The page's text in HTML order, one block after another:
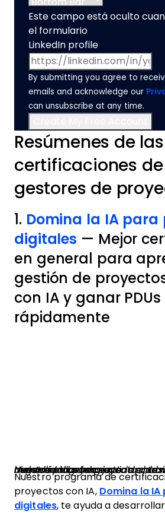
Este campo está oculto
el formulario
LinkedIn profile
By submitting you agree to
emails and acknowledge our
can unsubscribe at any time.
Resúmenes de
certificaciones
gestores de
1. Domina la IA para
digitales — Mejor
en general para
gestión de
con IA y ganar PDUs
rápidamente
Nuestro programa ayuda a desarrollar la mentalidad, el conjunto de habilidades y las herramientas necesarias para reimaginar todo el ciclo de vida del proyecto a través del lente de la IA generativa y agente.
Nuestro programa de
proyectos con IA, Domina la
digitales, te ayuda a